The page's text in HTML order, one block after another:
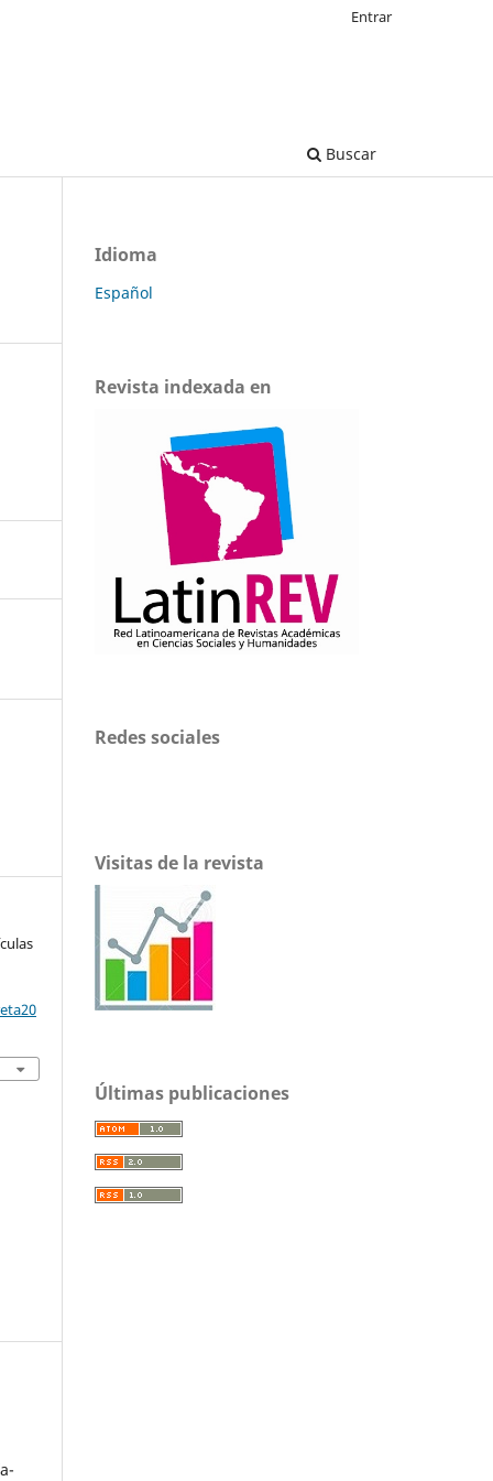
Buscar
Entrar
Idioma
Español
Revista indexada en
Redes sociales
Visitas de la revista
Últimas publicaciones